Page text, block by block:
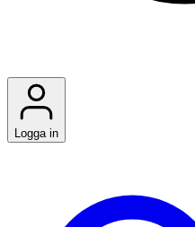
Logga in